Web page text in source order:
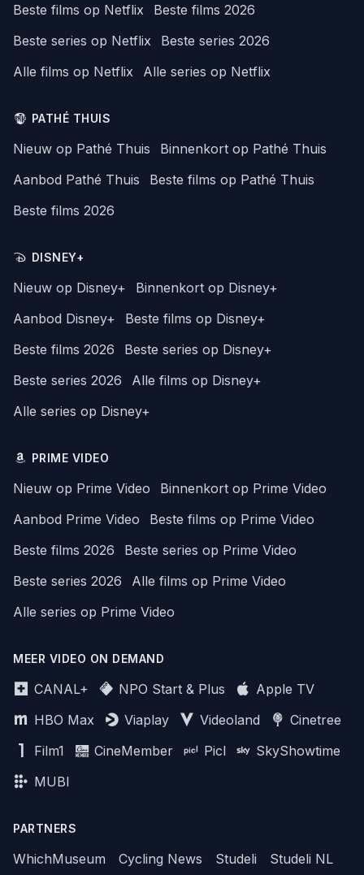
Beste films op Netflix
Beste films 2026
Beste series op Netflix
Beste series 2026
Alle films op Netflix
Alle series op Netflix
PATHÉ THUIS
Nieuw op Pathé Thuis
Binnenkort op Pathé Thuis
Aanbod Pathé Thuis
Beste films op Pathé Thuis
Beste films 2026
DISNEY+
Nieuw op Disney+
Binnenkort op Disney+
Aanbod Disney+
Beste films op Disney+
Beste films 2026
Beste series op Disney+
Beste series 2026
Alle films op Disney+
Alle series op Disney+
PRIME VIDEO
Nieuw op Prime Video
Binnenkort op Prime Video
Aanbod Prime Video
Beste films op Prime Video
Beste films 2026
Beste series op Prime Video
Beste series 2026
Alle films op Prime Video
Alle series op Prime Video
MEER VIDEO ON DEMAND
CANAL+ NPO Start & Plus
Apple TV
HBO Max
Viaplay Videoland
Cinetree
Film1
CineMember Picl
SkyShowtime
MUBI
PARTNERS
WhichMuseum Cycling News Studeli Studeli NL